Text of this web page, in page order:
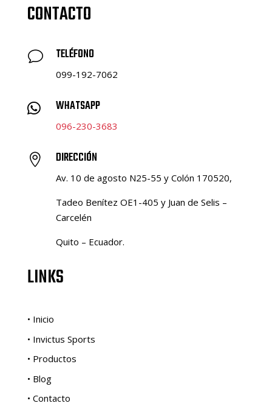
CONTACTO
v TELÉFONO
099-192-7062
 WHATSAPP
096-230-3683
 DIRECCIÓN
Av. 10 de agosto N25-55 y Colón 170520,
Tadeo Benítez OE1-405 y Juan de Selis –
Carcelén
Quito – Ecuador.
LINKS
• Inicio
• Invictus Sports
• Productos
• Blog
• Contacto